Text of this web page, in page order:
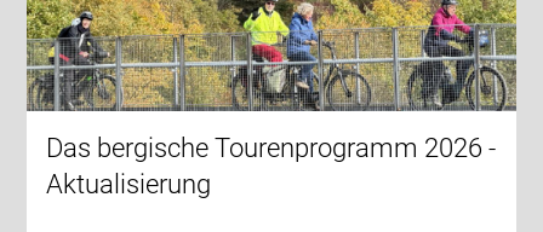
Das bergische Tourenprogramm 2026 -
Aktualisierung